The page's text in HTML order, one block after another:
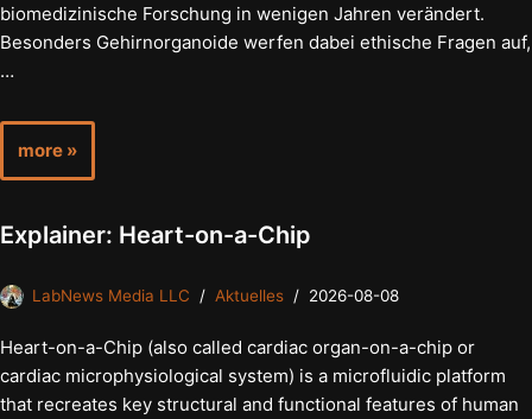
biomedizinische Forschung in wenigen Jahren verändert.
Besonders Gehirnorganoide werfen dabei ethische Fragen auf,
…
more »
Explainer: Heart-on-a-Chip
LabNews Media LLC Aktuelles 2026-08-08
Heart-on-a-Chip (also called cardiac organ-on-a-chip or
cardiac microphysiological system) is a microfluidic platform
that recreates key structural and functional features of human